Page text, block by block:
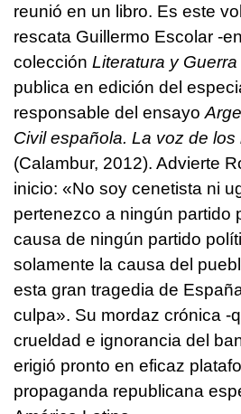
reunió en un libro. Es este
rescata Guillermo Escolar -
colección Literatura y Guerra
publica en edición del
responsable del ensayo
Civil española. La voz de los
(Calambur, 2012). Advierte
inicio: «No soy cenetista ni
pertenezco a ningún partido
causa de ningún partido
solamente la causa del
esta gran tragedia de
culpa». Su mordaz crónica -
crueldad e ignorancia del
erigió pronto en eficaz
propaganda republicana